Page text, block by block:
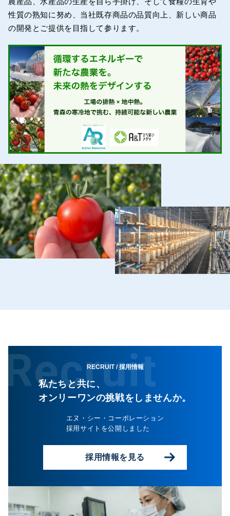
性質の熟知に努め、当社既存商品の品質向上、新しい商品
の開発とご提供を目指して参ります。
Recruit
RECRUIT/ 採用情報
私たちと共に、
オンリーワンの挑戦をしませんか。
エヌ・シー・コーポレーション
採用サイトを公開しました
採用情報を見る